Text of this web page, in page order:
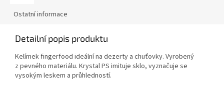
Ostatní informace
Detailní popis produktu
Kelímek fingerfood ideální na dezerty a chuťovky. Vyrobený
z pevného materiálu. Krystal PS imituje sklo, vyznačuje se
vysokým leskem a průhledností.